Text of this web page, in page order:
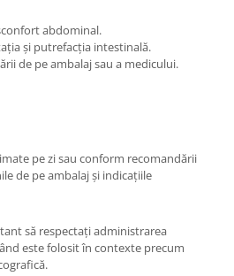
abdominal.
și putrefacția intestinală.
de pe ambalaj sau a medicului.
pe zi sau conform recomandării
de pe ambalaj și indicațiile
să respectați administrarea
este folosit în contexte precum